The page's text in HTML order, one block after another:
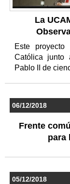
La
Este
Católica junto
Pablo II de
06/12/2018
Frente
para
05/12/2018